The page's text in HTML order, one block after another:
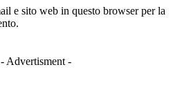
e sito web in questo browser per la
- Advertisment -